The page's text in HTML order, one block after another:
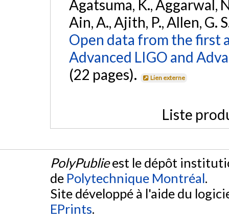
Agatsuma, K., Aggarwal,
Ain, A., Ajith, P., Allen, G.
Open data from the first
Advanced LIGO and
(22 pages).
Lien externe
Liste
PolyPublieest le dépôt
de Polytechnique Montréal.
Site développé à l'aide du
EPrints.